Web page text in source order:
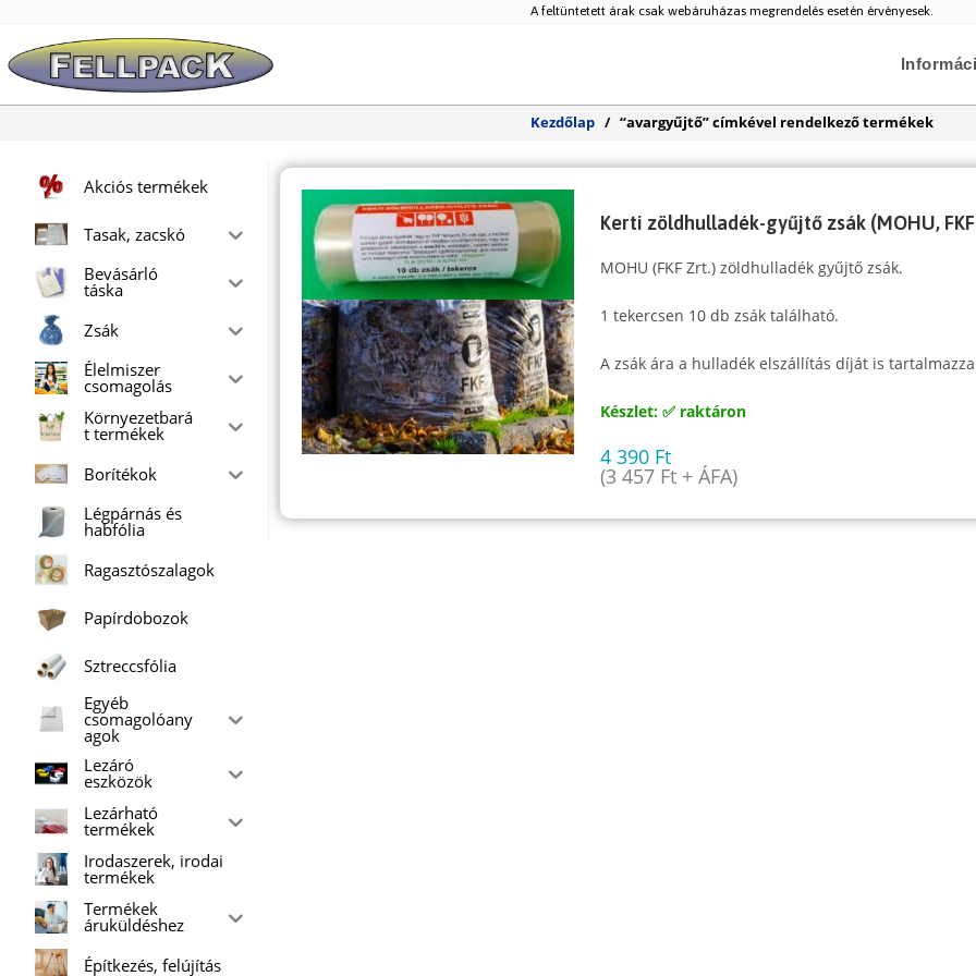
content
A feltüntetett árak csak webáruházas megrendelés esetén érvényesek.
Kezdőlap / “avargyűjtő” címkével rendelkező termékek
Kerti zöldhulladék-gyűjtő zsák (MOHU,
MOHU (FKF Zrt.) zöldhulladék gyűjtő zsák.
1 tekercsen 10 db zsák található.
A zsák ára a hulladék elszállítás díját is
Készlet: ✅ raktáron
4 390 Ft
(3 457 Ft + ÁFA)
Akciós termékek
Tasak, zacskó
Bevásárló
táska
Zsák
Élelmiszer
csomagolás
Környezetbará
t termékek
Borítékok
Légpárnás és
habfólia
Ragasztószalagok
Papírdobozok
Sztreccsfólia
Egyéb
csomagolóany
agok
Lezáró
eszközök
Lezárható
termékek
Irodaszerek, irodai
termékek
Termékek
áruküldéshez
Építkezés, felújítás